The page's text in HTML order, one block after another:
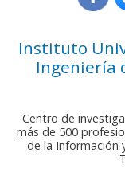
Instituto
Ingeniería
Centro de
más de 500
de la Información